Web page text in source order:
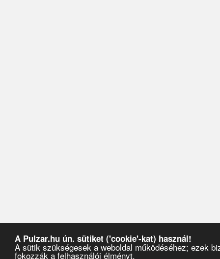
A Pulzar.hu ún. sütiket ('cookie'-kat) használ!
A sütik szükségesek a weboldal működéséhez; ezek
fokozzák a felhasználói élményt.